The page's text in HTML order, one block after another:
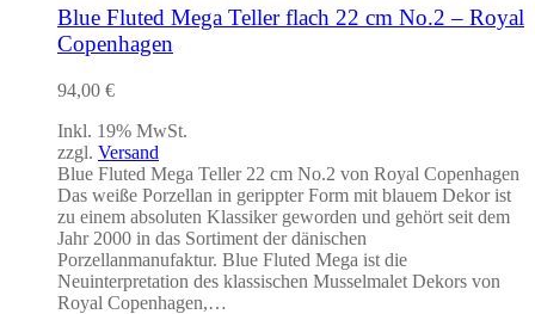
Blue Fluted Mega Teller flach 22 cm No.2 – Royal
Copenhagen
94,00 €
Inkl. 19% MwSt.
zzgl. Versand
Blue Fluted Mega Teller 22 cm No.2 von Royal Copenhagen
Das weiße Porzellan in gerippter Form mit blauem Dekor ist
zu einem absoluten Klassiker geworden und gehört seit dem
Jahr 2000 in das Sortiment der dänischen
Porzellanmanufaktur. Blue Fluted Mega ist die
Neuinterpretation des klassischen Musselmalet Dekors von
Royal Copenhagen,…